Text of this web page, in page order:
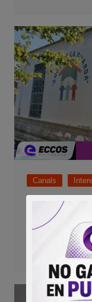
Canals
El Hogar
celebra 30
por la
24/06/2026